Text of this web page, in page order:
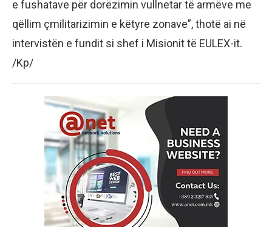
e fushatave për dorëzimin vullnetar të armëve me
qëllim çmilitarizimin e këtyre zonave”, thotë ai në
intervistën e fundit si shef i Misionit të EULEX-it.
/Kp/